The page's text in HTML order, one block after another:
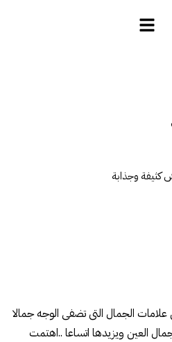
الجمال التى تضفى الوجه جمالا
العين ويزيدها اتساعا ..اهتمت